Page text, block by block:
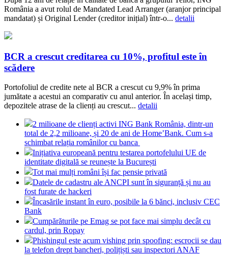
România a avut rolul de Mandated Lead Arranger (aranjor principal
mandatat) și Original Lender (creditor inițial) într-o... detalii
BCR a crescut creditarea cu 10%, profitul este în
scădere
Portofoliul de credite nete al BCR a crescut cu 9,9% în prima
jumătate a acestui an comparativ cu anul anterior. În același timp,
depozitele atrase de la clienți au crescut... detalii
2 milioane de clienți activi ING Bank România, dintr-un
total de 2,2 milioane, și 20 de ani de Home’Bank. Cum s-a
schimbat relația românilor cu banca
Inițiativa europeană pentru testarea portofelului UE de
identitate digitală se reunește la București
Tot mai mulți români își fac pensie privată
Datele de cadastru ale ANCPI sunt în siguranță și nu au
fost furate de hackeri
Încasările instant în euro, posibile la 6 bănci, inclusiv CEC
Bank
Cumpărăturile pe Emag se pot face mai simplu decât cu
cardul, prin Ropay
Phishingul este acum vishing prin spoofing: escrocii se dau
la telefon drept bancheri, polițiști sau inspectori ANAF